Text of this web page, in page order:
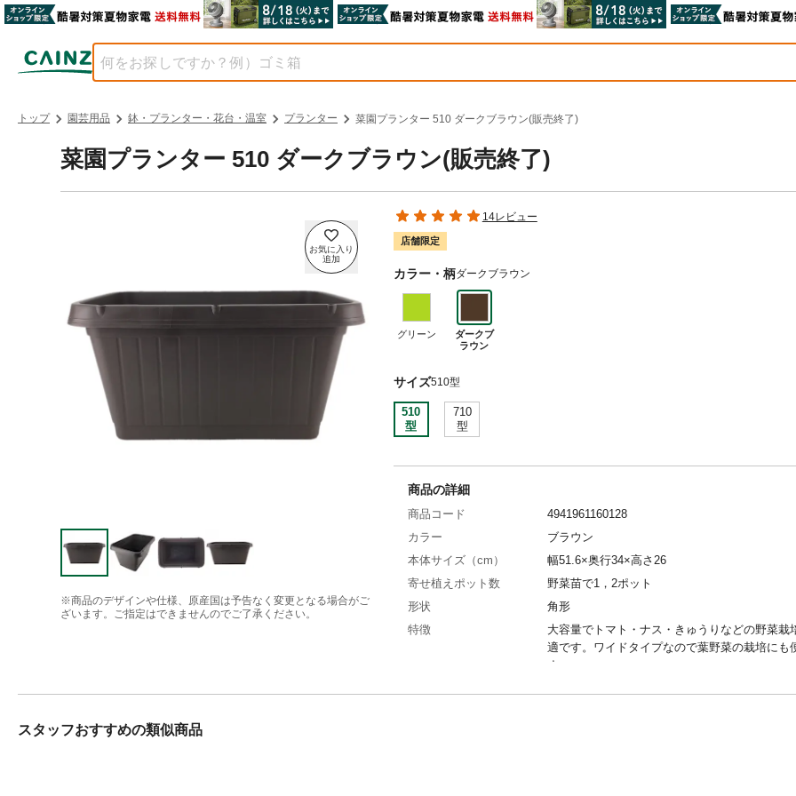
トップ 園芸用品 鉢・プランター・花台・温室 プランター 菜園プランター 510 ダークブラウン(販売終了)
菜園プランター 510 ダークブラウン(販売終了)
※商品のデザインや仕様、原産国は予告なく変更となる場合がご
ざいます。ご指定はできませんのでご了承ください。
14レビュー
店舗限定
カラー・柄ダークブラウン
グリーン
ダークブ
ラウン
サイズ510型
510
型
710
型
商品の詳細
商品コード
4941961160128
カラー
ブラウン
本体サイズ（cm）
幅51.6×奥行34×高さ26
寄せ植えポット数
野菜苗で1，2ポット
形状
角形
特徴
大容量でトマト・ナス・きゅうりなどの野菜栽
適です。ワイドタイプなので葉野菜の栽培にも
す。
スタッフおすすめの類似商品